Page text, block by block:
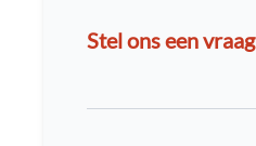
Stel ons een vraag